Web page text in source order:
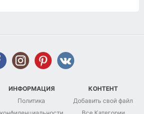
ИНФОРМАЦИЯ
Политика
КОНТЕНТ
Добавить свой файл